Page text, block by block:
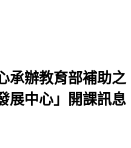
承辦教育部補助之
展中心」開課訊息